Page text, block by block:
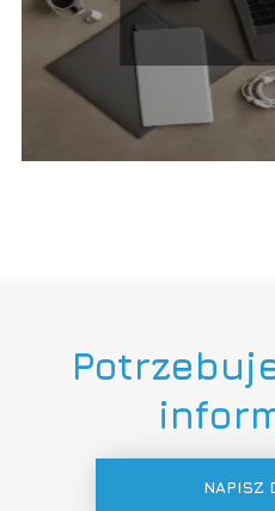
NAPISZ